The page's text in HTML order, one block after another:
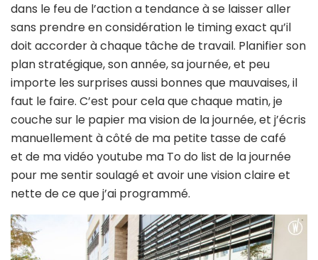
dans le feu de l’action a tendance à se laisser aller
sans prendre en considération le timing exact qu’il
doit accorder à chaque tâche de travail. Planifier son
plan stratégique, son année, sa journée, et peu
importe les surprises aussi bonnes que mauvaises, il
faut le faire. C’est pour cela que chaque matin, je
couche sur le papier ma vision de la journée, et j’écris
manuellement à côté de ma petite tasse de café
et de ma vidéo youtube ma To do list de la journée
pour me sentir soulagé et avoir une vision claire et
nette de ce que j’ai programmé.